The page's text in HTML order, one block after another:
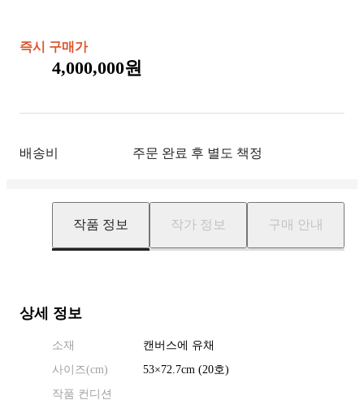
즉시 구매가
4,000,000원
배송비 주문 완료 후 별도 책정
작품 정보 작가 정보 구매 안내
상세 정보
소재
캔버스에 유채
사이즈(cm) 53×72.7cm (20호)
작품 컨디션